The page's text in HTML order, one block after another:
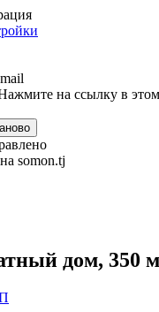
на ссылку в
somon.tj
дом, 350